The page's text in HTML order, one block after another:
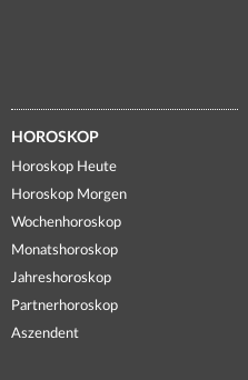
HOROSKOP
Horoskop Heute
Horoskop Morgen
Wochenhoroskop
Monatshoroskop
Jahreshoroskop
Partnerhoroskop
Aszendent